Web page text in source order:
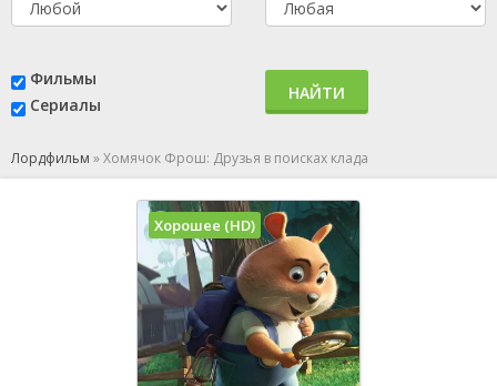
Фильмы
Сериалы
НАЙТИ
Лордфильм »Хомячок Фрош: Друзья в поисках клада
Хорошее (HD)